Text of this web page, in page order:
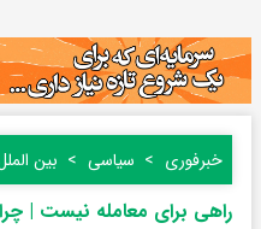
خبرفوری سیاسی بین
راهی برای معامله نیست | چرا